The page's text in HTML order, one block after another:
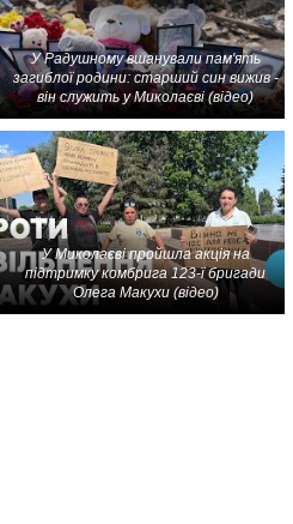
У Радушному вшанували пам'ять
загиблої родини: старший син вижив -
він служить у Миколаєві (відео)
У Миколаєві пройшла акція на
підтримку комбрига 123-ї бригади
Олега Макухи (відео)